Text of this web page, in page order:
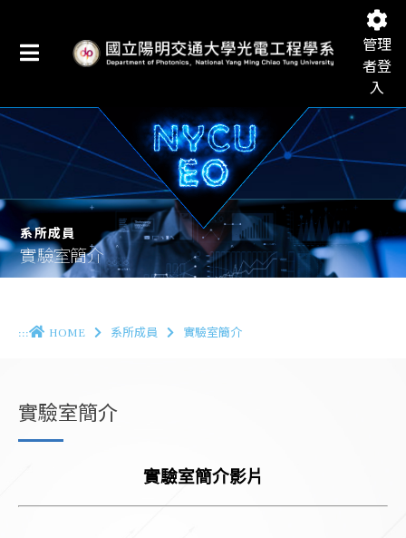
管理
者登
入
國立陽明交通大學光電工程學系
系所成員
實驗室簡介
::: HOME 系所成員 實驗室簡介
實驗室簡介
實驗室簡介影片